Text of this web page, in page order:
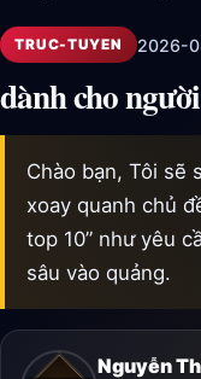
TRUC-TUYEN 2026-
dành cho
Chào bạn, Tôi sẽ
xoay quanh chủ
top 10” như yêu
sâu vào quảng.
Nguyễn